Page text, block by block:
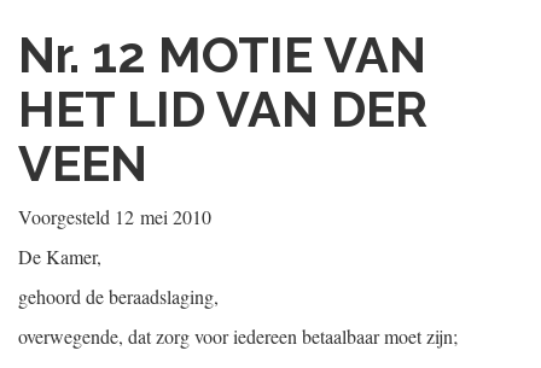
Nr. 12 MOTIE VAN
HET LID VAN DER
VEEN
Voorgesteld 12 mei 2010
De Kamer,
gehoord de beraadslaging,
overwegende, dat zorg voor iedereen betaalbaar moet zijn;